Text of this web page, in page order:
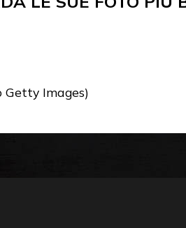
Getty Images)